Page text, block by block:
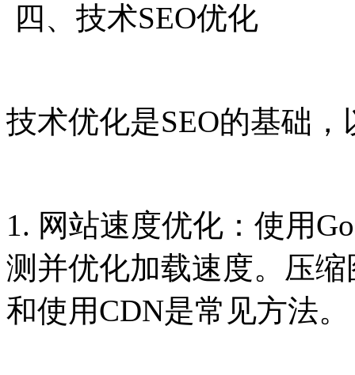
四、技术SEO优化
技术优化是SEO的基础
1. 网站速度优化：使用
测并优化加载速度。压
和使用CDN是常见方法。